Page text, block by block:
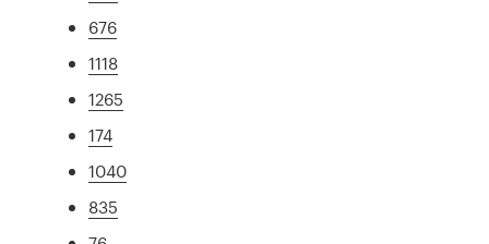
676
1118
1265
174
1040
835